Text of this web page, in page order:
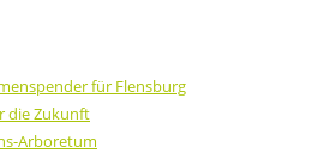
für Flensburg
die Zukunft
Arboretum